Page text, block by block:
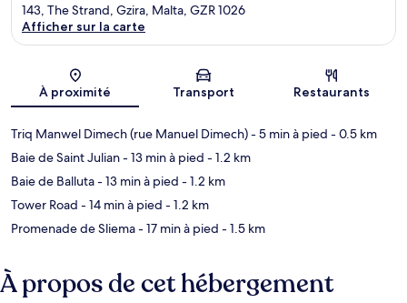
Carte
143, The Strand, Gzira, Malta, GZR 1026
Afficher sur la carte
À proximité Transport Restaurants
Triq Manwel Dimech (rue Manuel Dimech)- 5 min à pied - 0.5 km
Baie de Saint Julian- 13 min à pied - 1.2 km
Baie de Balluta- 13 min à pied - 1.2 km
Tower Road - 14 min à pied - 1.2 km
Promenade de Sliema- 17 min à pied - 1.5 km
À propos de cet hébergement